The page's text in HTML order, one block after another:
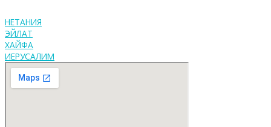
НЕТАНИЯ
ЭЙЛАТ
ХАЙФА
ИЕРУСАЛИМ